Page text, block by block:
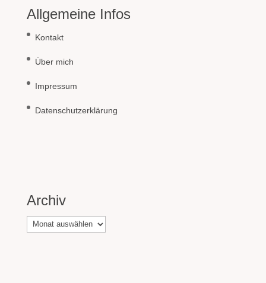
Allgemeine Infos
Kontakt
Über mich
Impressum
Datenschutzerklärung
Archiv
Archiv